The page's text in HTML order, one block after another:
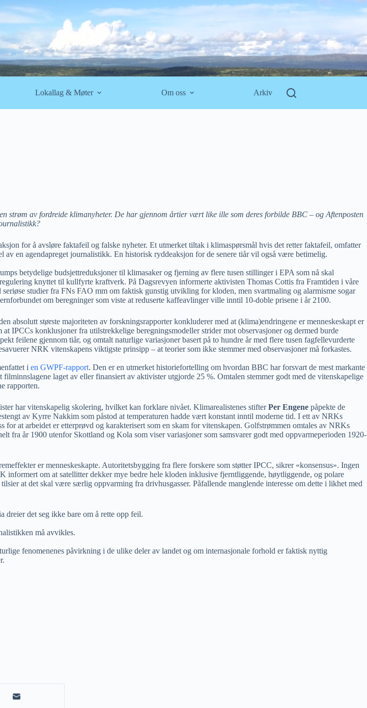
Lokallag & Møter Om oss Arkiv
strøm av fordreide klimanyheter. De har gjennom årtier vært like ille som deres forbilde BBC – og Aftenposten
for å avsløre faktafeil og falske nyheter. Et utmerket tiltak i klimaspørsmål hvis det retter faktafeil, omfatter
en agendapreget journalistikk. En historisk ryddeaksjon for de senere tiår vil også være betimelig.
betydelige budsjettreduksjoner til klimasaker og fjerning av flere tusen stillinger i EPA som nå skal
knyttet til kullfyrte kraftverk. På Dagsrevyen informerte aktivisten Thomas Cottis fra Framtiden i våre
studier fra FNs FAO mm om faktisk gunstig utvikling for kloden, men svartmaling og alarmisme sogar
om beregninger som viste at reduserte kaffeavlinger ville inntil 10-doble prisene i år 2100.
absolutt største majoriteten av forskningsrapporter konkluderer med at (klima)endringene er menneskeskapt er
IPCCs konklusjoner fra utilstrekkelige beregningsmodeller strider mot observasjoner og dermed burde
feilene gjennom tiår, og omtalt naturlige variasjoner basert på to hundre år med flere tusen fagfellevurderte
NRK vitenskapens viktigste prinsipp – at teorier som ikke stemmer med observasjoner må forkastes.
i en GWPF-rapport. Den er en utmerket historiefortelling om hvordan BBC har forsvart de mest markante
laget av eller finansiert av aktivister utgjorde 25 %. Omtalen stemmer godt med de vitenskapelige
rapporten.
har vitenskapelig skolering, hvilket kan forklare nivået. Klimarealistenes stifterPer Engene påpekte de
av Kyrre Nakkim som påstod at temperaturen hadde vært konstant inntil moderne tid. I ett av NRKs
at arbeidet er etterprøvd og karakterisert som en skam for vitenskapen. Golfstrømmen omtales av NRKs
fra år 1900 utenfor Skottland og Kola som viser variasjoner som samsvarer godt med oppvarmeperioden 1920-
er menneskeskapte. Autoritetsbygging fra flere forskere som støtter IPCC, sikrer «konsensus». Ingen
om at satellitter dekker mye bedre hele kloden inklusive fjerntliggende, høytliggende, og polare
at det skal være særlig oppvarming fra drivhusgasser. Påfallende manglende interesse om dette i likhet med
dreier det seg ikke bare om å rette opp feil.
må avvikles.
fenomenenes påvirkning i de ulike deler av landet og om internasjonale forhold er faktisk nyttig